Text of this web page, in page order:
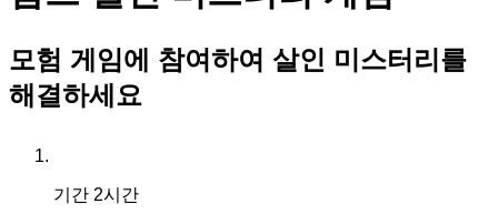
모험 게임에 참여하여 살인 미스터리를
해결하세요
기간 2시간